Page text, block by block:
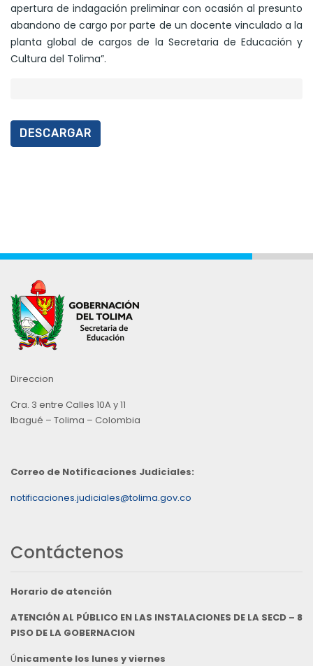
apertura de indagación preliminar con ocasión al presunto
abandono de cargo por parte de un docente vinculado a la
planta global de cargos de la Secretaria de Educación y
Cultura del Tolima”.
DESCARGAR
Direccion
Cra. 3 entre Calles 10A y 11
Ibagué – Tolima – Colombia
Correo de Notificaciones Judiciales:
notificaciones.judiciales@tolima.gov.co
Contáctenos
Horario de atención
ATENCIÓN AL PÚBLICO EN LAS INSTALACIONES DE LA SECD – 8
PISO DE LA GOBERNACION
Únicamente los lunes y viernes